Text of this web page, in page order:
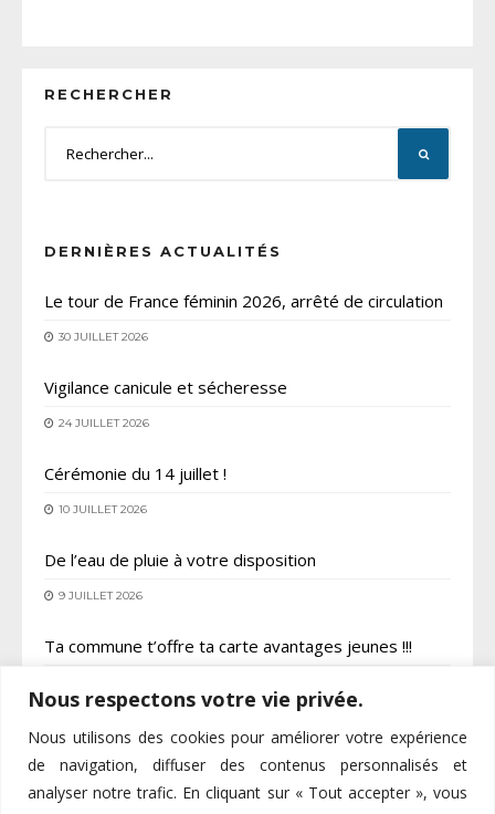
Nous respectons votre vie privée.
Nous utilisons des cookies pour améliorer votre expérience
de navigation, diffuser des contenus personnalisés et
analyser notre trafic. En cliquant sur « Tout accepter », vous
RECHERCHER
DERNIÈRES ACTUALITÉS
Le tour de France féminin 2026, arrêté de circulation
30 JUILLET 2026
Vigilance canicule et sécheresse
24 JUILLET 2026
Cérémonie du 14 juillet !
10 JUILLET 2026
De l’eau de pluie à votre disposition
9 JUILLET 2026
Ta commune t’offre ta carte avantages jeunes !!!